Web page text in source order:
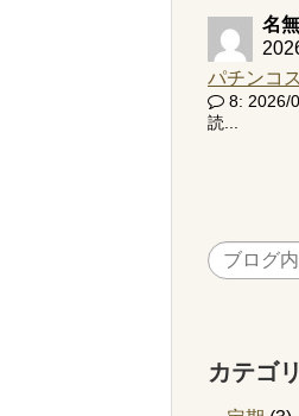
名
パチンコ
8: 2026/
読...
カテゴ